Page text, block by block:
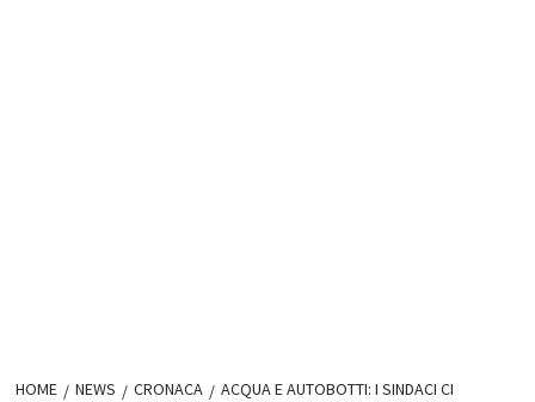
HOME NEWS CRONACA
ACQUA E AUTOBOTTI: I SINDACI CI